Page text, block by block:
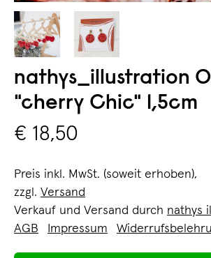
nathys_illustration
"cherry Chic" 1,5cm
€ 18,50
Preis inkl. MwSt. (soweit erhoben),
zzgl. Versand
Verkauf und Versand durch nathys
AGB
Impressum